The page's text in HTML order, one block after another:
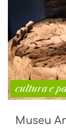
cultura e
Museu